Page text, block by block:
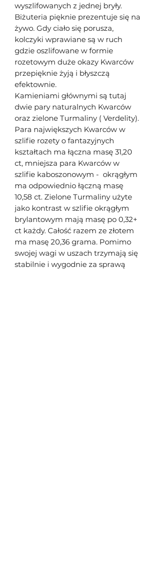
wyszlifowanych z jednej bryły.
Biżuteria pięknie prezentuje się na
żywo. Gdy ciało się porusza,
kolczyki wprawiane są w ruch
gdzie oszlifowane w formie
rozetowym duże okazy Kwarców
przepięknie żyją i błyszczą
efektownie.
Kamieniami głównymi są tutaj
dwie pary naturalnych Kwarców
oraz zielone Turmaliny ( Verdelity).
Para największych Kwarców w
szlifie rozety o fantazyjnych
kształtach ma łączna masę 31,20
ct, mniejsza para Kwarców w
szlifie kaboszonowym - okrągłym
ma odpowiednio łączną masę
10,58 ct. Zielone Turmaliny użyte
jako kontrast w szlifie okrągłym
brylantowym mają masę po 0,32+
ct każdy. Całość razem ze złotem
ma masę 20,36 grama. Pomimo
swojej wagi w uszach trzymają się
stabilnie i wygodnie za sprawą